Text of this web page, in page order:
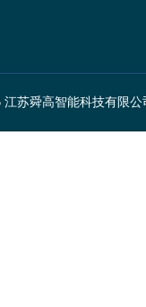
江苏舜高智能科技有限